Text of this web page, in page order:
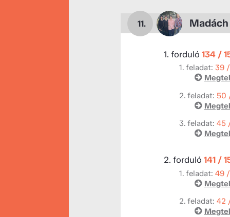
11.
1. forduló 134 /
1. feladat: 39
2. feladat: 50
3. feladat: 45
2. forduló 141 /
1. feladat: 49
2. feladat: 42